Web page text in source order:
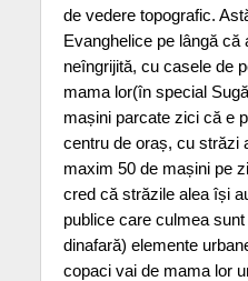
de vedere topografic.
Evanghelice pe lângă că
neîngrijită, cu casele de
mama lor(în special
mașini parcate zici că e
centru de oraș, cu străzi
maxim 50 de mașini pe
cred că străzile alea își
publice care culmea
dinafară) elemente
copaci vai de mama lor